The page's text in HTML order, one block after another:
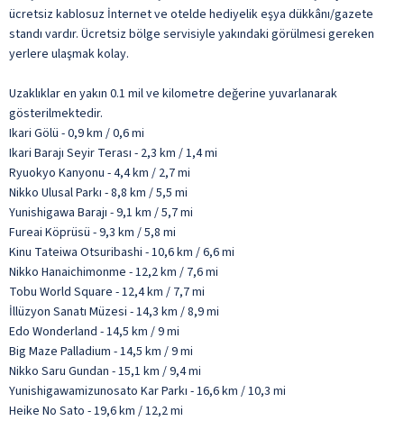
ücretsiz kablosuz İnternet ve otelde hediyelik eşya dükkânı/gazete
standı vardır. Ücretsiz bölge servisiyle yakındaki görülmesi gereken
yerlere ulaşmak kolay.
Uzaklıklar en yakın 0.1 mil ve kilometre değerine yuvarlanarak
gösterilmektedir.
Ikari Gölü - 0,9 km / 0,6 mi
Ikari Barajı Seyir Terası - 2,3 km / 1,4 mi
Ryuokyo Kanyonu - 4,4 km / 2,7 mi
Nikko Ulusal Parkı - 8,8 km / 5,5 mi
Yunishigawa Barajı - 9,1 km / 5,7 mi
Fureai Köprüsü - 9,3 km / 5,8 mi
Kinu Tateiwa Otsuribashi - 10,6 km / 6,6 mi
Nikko Hanaichimonme - 12,2 km / 7,6 mi
Tobu World Square - 12,4 km / 7,7 mi
İllüzyon Sanatı Müzesi - 14,3 km / 8,9 mi
Edo Wonderland - 14,5 km / 9 mi
Big Maze Palladium - 14,5 km / 9 mi
Nikko Saru Gundan - 15,1 km / 9,4 mi
Yunishigawamizunosato Kar Parkı - 16,6 km / 10,3 mi
Heike No Sato - 19,6 km / 12,2 mi